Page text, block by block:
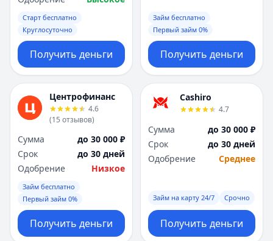
Старт бесплатно
Круглосуточно
Получить деньги
Займ бесплатно
Первый займ 0%
Получить деньги
Центрофинанс
4.6
(15 отзывов)
Сумма
до 30 000 ₽
Срок
до 30 дней
Одобрение
Низкое
Займ бесплатно
Первый займ 0%
Получить деньги
Cashiro
4.7
Сумма
до 30 000 ₽
Срок
до 30 дней
Одобрение
Среднее
Займ на карту 24/7 Срочно
Получить деньги